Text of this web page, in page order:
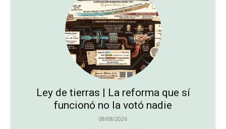
Ley de tierras | La reforma que sí
funcionó no la votó nadie
08/08/2026